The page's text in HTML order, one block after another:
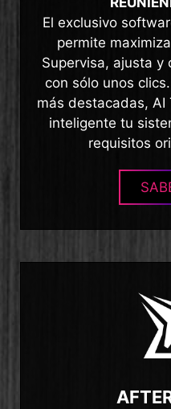
El exclusivo
permite
Supervisa, ajusta y
con sólo unos
más destacadas, AI
inteligente tu
requisitos